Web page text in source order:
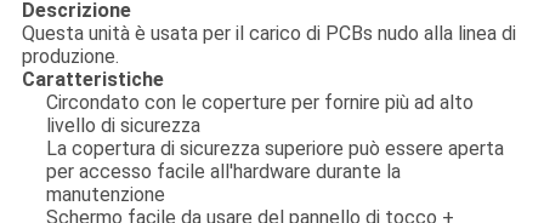
Descrizione
Questa unità è usata per il carico di PCBs nudo alla linea di
produzione.
Caratteristiche
Circondato con le coperture per fornire più ad alto
livello di sicurezza
La copertura di sicurezza superiore può essere aperta
per accesso facile all'hardware durante la
manutenzione
Schermo facile da usare del pannello di tocco +